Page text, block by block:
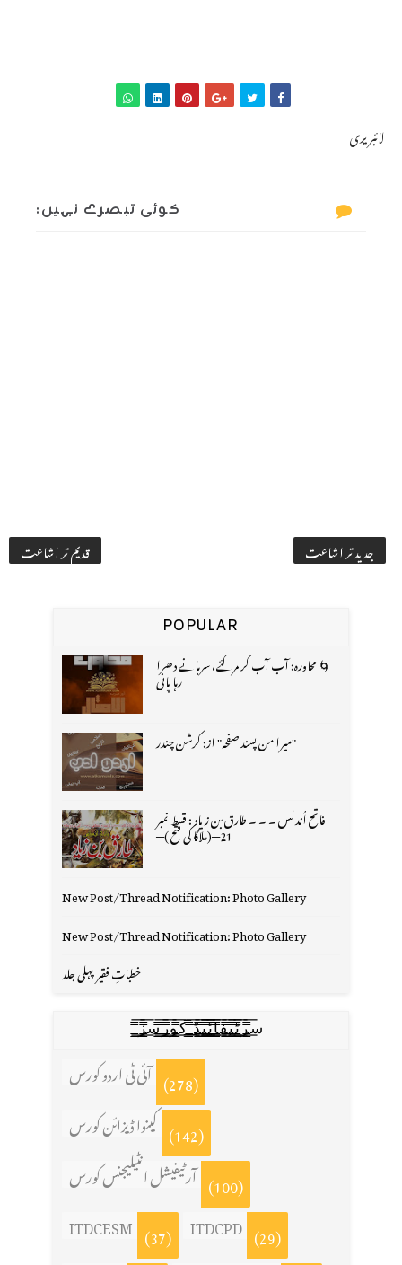
لائبریری
کوئی تبصرے نہیں:
جدید تر اشاعت قدیم تر اشاعت
POPULAR
🌀 محاورہ: آب آب کر مر گئے، سرہانے دھرا
رہا پانی
"میرا من پسند صفحہ" از: کرشن چندر
فاتح اُندلس ۔ ۔ ۔ طارق بن زیاد : قسط نمبر
21═(ملاگا کی فتح )═
New Post/Thread Notification: Photo Gallery
New Post/Thread Notification: Photo Gallery
خطباتِ فقیر پہلی جلد
س̳̿͟͞ر̳̿͟͞ٹ̳̿͟͞ی̳̿͟͞ف̳̿͟͞ا̳̿͟͞ي̳̳̿ٔ̿͟͟͞͞ی̳̿͟͞ڈ̳̿͟͞ ̳̿͟͞ک̳̿͟͞و̳̿͟͞ر̳̿͟͞س̳̿͟͞ز̳̿͟͞
آئی ٹی اردو کورس (278)
کینوا ڈیزائن کورس (142)
آرٹیفیشل انٹیلیجنس کورس (100)
ITDCESM (37) ITDCPD (29)